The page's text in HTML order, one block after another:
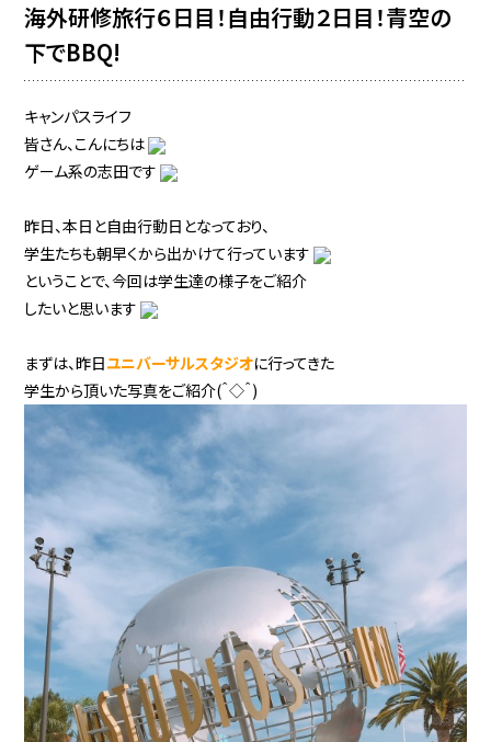
海外研修旅行６日目！自由行動２日目！青空の
下でBBQ!
キャンパスライフ
皆さん、こんにちは
ゲーム系の志田です
昨日、本日と自由行動日となっており、
学生たちも朝早くから出かけて行っています
ということで、今回は学生達の様子をご紹介
したいと思います
まずは、昨日ユニバーサルスタジオに行ってきた
学生から頂いた写真をご紹介(＾◇＾)